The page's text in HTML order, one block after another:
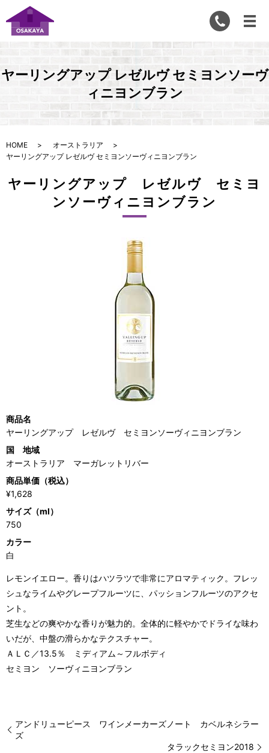
ヤーリングアップ レゼルヴ セミヨンソーヴ
ィニヨンブラン
HOME
オーストラリア
ヤーリングアップ レゼルヴ セミヨンソーヴィニヨンブラン
ヤーリングアップ レゼルヴ セミヨ
ンソーヴィニヨンブラン
商品名
ヤーリングアップ レゼルヴ セミヨンソーヴィニヨンブラン
国 地域
オーストラリア マーガレットリバー
商品単価（税込）
¥1,628
サイズ（ml）
750
カラー
白
レモンイエロー。香りはハツラツで非常にアロマティック。フレッ
シュなライムやグレープフルーツに、パッションフルーツのアクセ
ント。
芝生などの爽やかな香りが魅力的。全体的に軽やかでドライな味わ
いだが、中盤の滑らかなテクスチャー。
ＡＬＣ／13.5％ ミディアム～フルボディ
セミヨン ソーヴィニヨンブラン
アンドリューピース ワインメーカーズノート カベルネシラー
ズ
タラックセミヨン2018